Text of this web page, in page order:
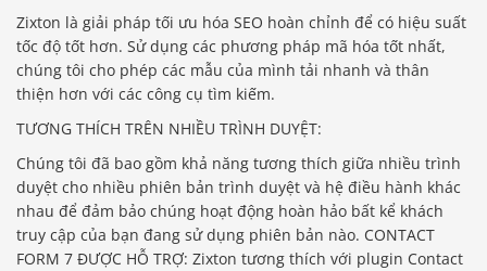
Zixton là giải pháp tối ưu hóa SEO hoàn chỉnh để có hiệu suất
tốc độ tốt hơn. Sử dụng các phương pháp mã hóa tốt nhất,
chúng tôi cho phép các mẫu của mình tải nhanh và thân
thiện hơn với các công cụ tìm kiếm.
TƯƠNG THÍCH TRÊN NHIỀU TRÌNH DUYỆT:
Chúng tôi đã bao gồm khả năng tương thích giữa nhiều trình
duyệt cho nhiều phiên bản trình duyệt và hệ điều hành khác
nhau để đảm bảo chúng hoạt động hoàn hảo bất kể khách
truy cập của bạn đang sử dụng phiên bản nào. CONTACT
FORM 7 ĐƯỢC HỖ TRỢ: Zixton tương thích với plugin Contact